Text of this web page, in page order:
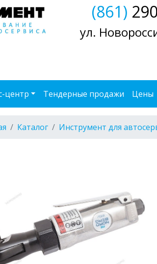
(861)
ул.
центр Тендерные продажи Цены
Каталог Инструмент для